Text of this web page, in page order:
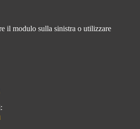
il modulo sulla sinistra o utilizzare